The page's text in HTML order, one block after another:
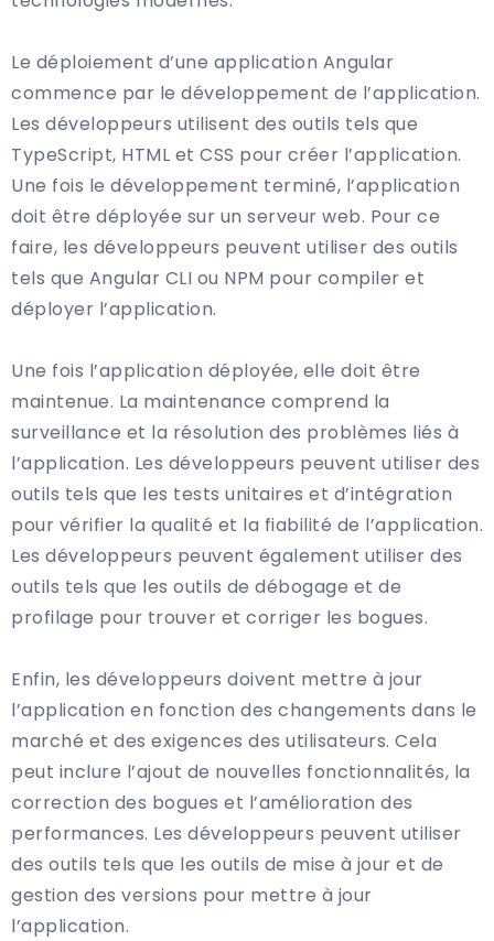
Le déploiement d’une application Angular
commence par le développement de l’application.
Les développeurs utilisent des outils tels que
TypeScript, HTML et CSS pour créer l’application.
Une fois le développement terminé, l’application
doit être déployée sur un serveur web. Pour ce
faire, les développeurs peuvent utiliser des outils
tels que Angular CLI ou NPM pour compiler et
déployer l’application.
Une fois l’application déployée, elle doit être
maintenue. La maintenance comprend la
surveillance et la résolution des problèmes liés à
l’application. Les développeurs peuvent utiliser des
outils tels que les tests unitaires et d’intégration
pour vérifier la qualité et la fiabilité de l’application.
Les développeurs peuvent également utiliser des
outils tels que les outils de débogage et de
profilage pour trouver et corriger les bogues.
Enfin, les développeurs doivent mettre à jour
l’application en fonction des changements dans le
marché et des exigences des utilisateurs. Cela
peut inclure l’ajout de nouvelles fonctionnalités, la
correction des bogues et l’amélioration des
performances. Les développeurs peuvent utiliser
des outils tels que les outils de mise à jour et de
gestion des versions pour mettre à jour
l’application.